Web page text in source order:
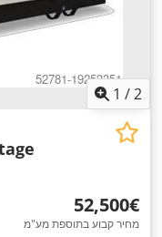
1 /2
‏52,500 ‏€
מחיר קבוע בתוספת מע"מ